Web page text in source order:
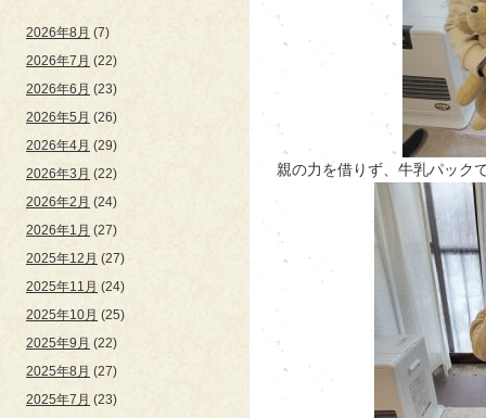
2026年8月 (7)
2026年7月 (22)
2026年6月 (23)
2026年5月 (26)
2026年4月 (29)
2026年3月 (22)
2026年2月 (24)
2026年1月 (27)
2025年12月 (27)
2025年11月 (24)
2025年10月 (25)
2025年9月 (22)
2025年8月 (27)
2025年7月 (23)
親の力を借りず、牛乳パック